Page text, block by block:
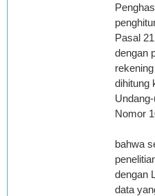
Pasal
dengan
dihitung
Nomor
bahwa
dengan
data